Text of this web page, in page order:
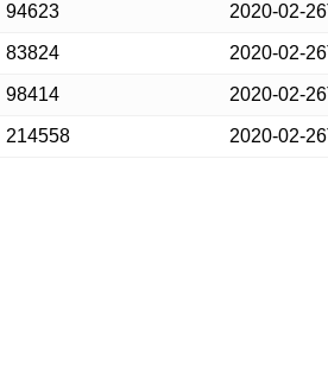
94623 2020-02-
83824 2020-02-
98414 2020-02-
214558 2020-02-